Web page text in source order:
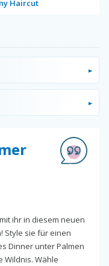
Haircut
ihr in diesem neuen
Style sie für einen
Dinner unter Palmen
Wildnis. Wähle